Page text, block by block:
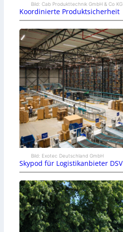
Bild: Cab Produkttechnik GmbH & Co KG
Koordinierte Produktsicherheit
Bild: Exotec Deutschland GmbH
Skypod für Logistikanbieter DSV